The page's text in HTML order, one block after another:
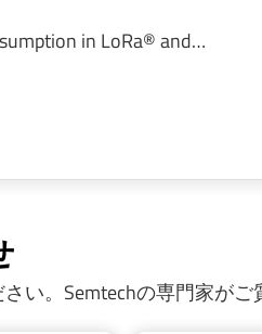
in LoRa® and…
い。Semtechの専門家がご